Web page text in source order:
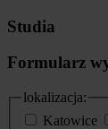
Studia
Formularz
lokalizacja:
Katowice